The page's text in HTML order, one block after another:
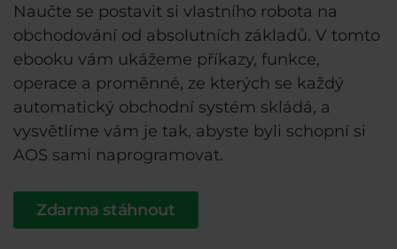
Naučte se postavit si vlastního robota na
obchodování od absolutních základů. V tomto
ebooku vám ukážeme příkazy, funkce,
operace a proměnné, ze kterých se každý
automatický obchodní systém skládá, a
vysvětlíme vám je tak, abyste byli schopní si
AOS sami naprogramovat.
Zdarma stáhnout